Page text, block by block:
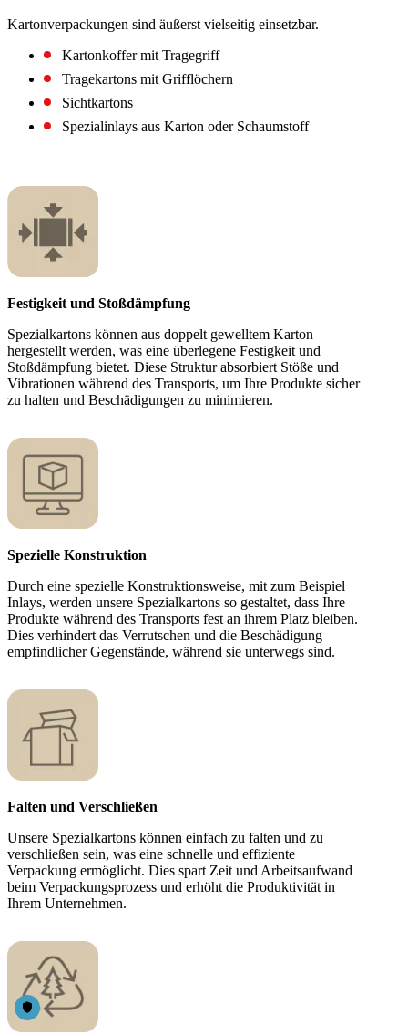
Kartonverpackungen sind äußerst vielseitig einsetzbar.
Kartonkoffer mit Tragegriff
Tragekartons mit Grifflöchern
Sichtkartons
Spezialinlays aus Karton oder Schaumstoff
Festigkeit und Stoßdämpfung
Spezialkartons können aus doppelt gewelltem Karton
hergestellt werden, was eine überlegene Festigkeit und
Stoßdämpfung bietet. Diese Struktur absorbiert Stöße und
Vibrationen während des Transports, um Ihre Produkte sicher
zu halten und Beschädigungen zu minimieren.
Spezielle Konstruktion
Durch eine spezielle Konstruktionsweise, mit zum Beispiel
Inlays, werden unsere Spezialkartons so gestaltet, dass Ihre
Produkte während des Transports fest an ihrem Platz bleiben.
Dies verhindert das Verrutschen und die Beschädigung
empfindlicher Gegenstände, während sie unterwegs sind.
Falten und Verschließen
Unsere Spezialkartons können einfach zu falten und zu
verschließen sein, was eine schnelle und effiziente
Verpackung ermöglicht. Dies spart Zeit und Arbeitsaufwand
beim Verpackungsprozess und erhöht die Produktivität in
Ihrem Unternehmen.